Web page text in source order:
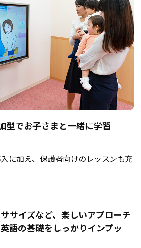
型でお子さまと一緒に学習
に加え、保護者向けのレッスンも充
サイズなど、楽しいアプローチ
語の基礎をしっかりインプッ